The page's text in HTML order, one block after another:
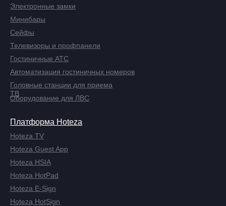
Электронные замки
Минибары
Сейфы
Телевизоры и профпанели
Гостиничные АТС
Головные станции для приема
ТВ
Оборудование для ЛВС
Платформа Hoteza
Hoteza TV
Hoteza Guest App
Hoteza HSIA
Hoteza HotPad
Hoteza E-Sign
Hoteza HotSign
Автоматизация гостиничных номеров